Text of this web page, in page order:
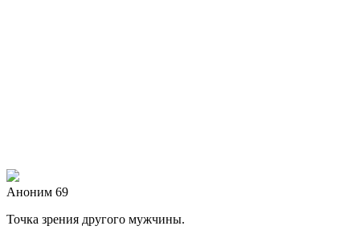
Аноним 69
Точка зрения другого мужчины.